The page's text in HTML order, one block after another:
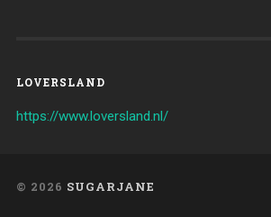
LOVERSLAND
https://www.loversland.nl/
© 2026 SUGARJANE